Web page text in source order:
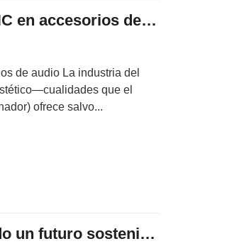
Aplicaciones de mecanizado CNC en accesorios de audio
de audio La industria del
que el
ofrece salvo...
Fabricación Verde: Construyendo un futuro sostenible